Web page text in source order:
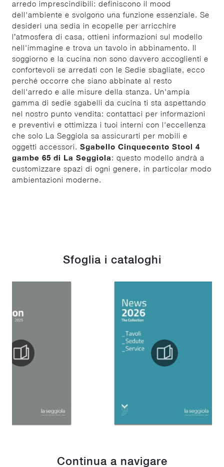
arredo imprescindibili: definiscono il mood
dell'ambiente e svolgono una funzione essenziale. Se
desideri una sedia in ecopelle per arricchire
l’atmosfera di casa, ottieni informazioni sul modello
nell'immagine e trova un tavolo in abbinamento. Il
soggiorno e la cucina non sono davvero accoglienti e
confortevoli se arredati con le Sedie sbagliate, ecco
perché occorre che siano abbinate al resto
dell'arredo e alle misure della stanza. Un'ampia
gamma di sedie sgabelli da cucina ti sta aspettando
nel nostro punto vendita: contattaci per informazioni
e preventivi e ottimizza i tuoi interni con l'eccellenza
che solo La Seggiola sa assicurarti per mobili e
oggetti accessori. Sgabello Cinquecento Stool 4
gambe 65 di La Seggiola: questo modello andrà a
customizzare spazi di ogni genere, in particolar modo
ambientazioni moderne.
Sfoglia i cataloghi
Continua a navigare